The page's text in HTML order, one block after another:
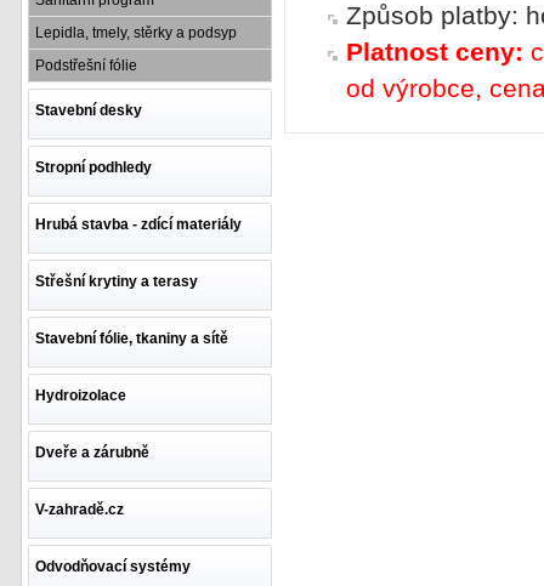
Lepidla, tmely, stěrky a podsyp
Podstřešní fólie
Stavební desky
Stropní podhledy
Hrubá stavba - zdící materiály
Střešní krytiny a terasy
Stavební fólie, tkaniny a sítě
Hydroizolace
Dveře a zárubně
V-zahradě.cz
Odvodňovací systémy
Způsob platby:
Platnost ceny:
od výrobce,